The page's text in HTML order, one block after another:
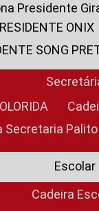
Presidente
ONIX
SONG
Secretaria
Escolar
Cadeira